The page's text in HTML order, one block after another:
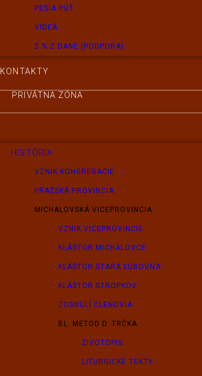
PEŠIA PÚŤ
VIDEÁ
2 % Z DANE (PODPORA)
KONTAKTY
PRIVÁTNA ZÓNA
HISTÓRIA
VZNIK KONGREGÁCIE
PRAŽSKÁ PROVINCIA
MICHALOVSKÁ VICEPROVINCIA
VZNIK VICEPROVINCIE
KLÁŠTOR MICHALOVCE
KLÁŠTOR STARÁ ĽUBOVŇA
KLÁŠTOR STROPKOV
ZOSNULÍ ČLENOVIA
BL. METOD D. TRČKA
ŽIVOTOPIS
LITURGICKÉ TEXTY